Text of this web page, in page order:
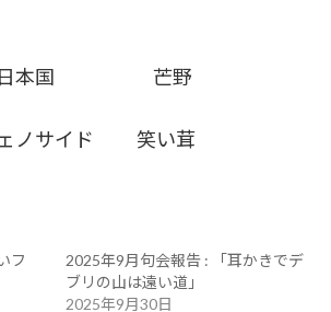
敷日本国 芒野
ェノサイド 笑い茸
フ
2025年9月句会報告 : 「耳かきでデ
ブリの山は遠い道」
2025年9月30日